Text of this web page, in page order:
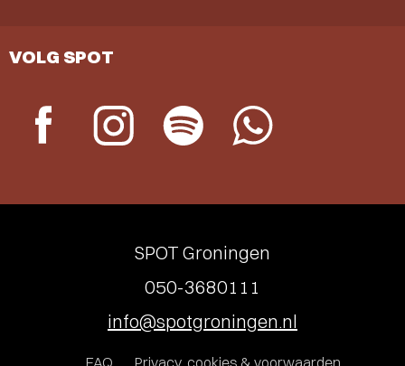
VOLG SPOT
SPOT Groningen
050-3680111
info@spotgroningen.nl
FAQ Privacy, cookies & voorwaarden